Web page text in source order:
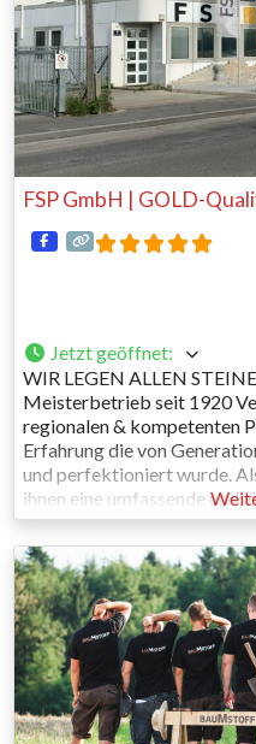
FSP GmbH | GOLD-
Jetzt geöffnet:
WIR LEGEN ALLEN
Meisterbetrieb seit 1920
regionalen & kompetenten
Erfahrung die von
und perfektioniert wurde.
ihnen eine umfassende und
Vorort, eine individuelle
fachgerechten und